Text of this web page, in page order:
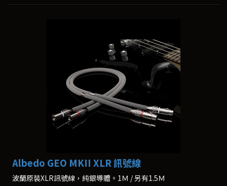
Albedo GEO MKII XLR 訊號線
波蘭原裝XLR訊號線，純銀導體。1Ｍ / 另有1.5Ｍ